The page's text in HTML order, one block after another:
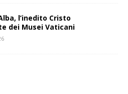
l’inedito Cristo
dei Musei Vaticani